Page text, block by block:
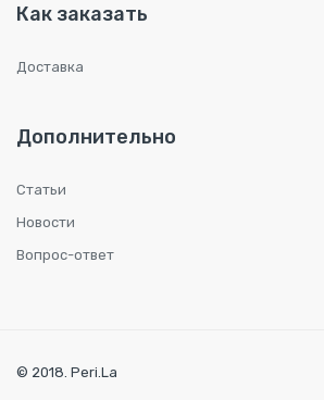
Как заказать
Доставка
Дополнительно
Статьи
Новости
Вопрос-ответ
© 2018. Peri.La